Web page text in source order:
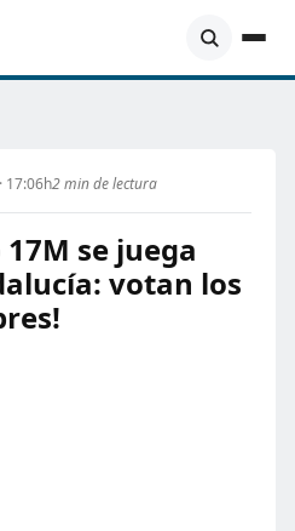
17:06h2 min de lectura
se juega
votan los